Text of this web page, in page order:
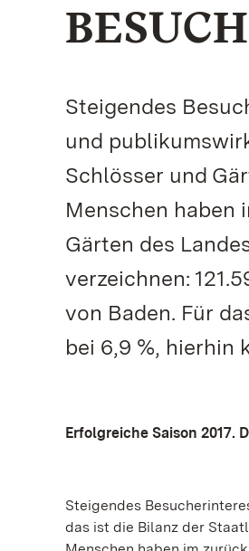
Steigendes
und
Schlösser und
Menschen haben
Gärten des
verzeichnen:
von Baden. Für
bei 6,9 %, hierhin
Erfolgreiche Saison 2017.
Steigendes
das ist die Bilanz der